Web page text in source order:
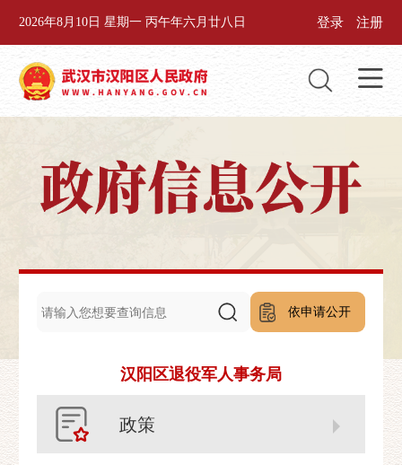
2026年8月10日 星期一 丙午年六月廿八日 登录 注册
依申请公开
汉阳区退役军人事务局
政策